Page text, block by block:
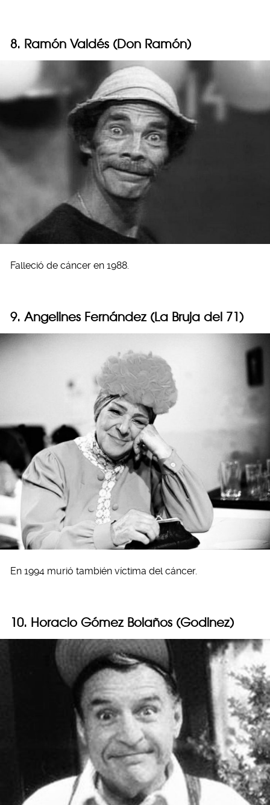
8. Ramón Valdés (Don Ramón)
Falleció de cáncer en 1988.
9. Angelines Fernández (La Bruja del 71)
En 1994 murió también víctima del cáncer.
10. Horacio Gómez Bolaños (Godinez)